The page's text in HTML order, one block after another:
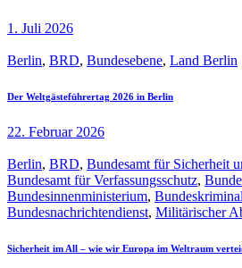
1. Juli 2026
Berlin, BRD, Bundesebene, Land Berlin
Der Weltgästeführertag 2026 in Berlin
22. Februar 2026
Berlin, BRD, Bundesamt für Sicherheit
Bundesamt für Verfassungsschutz,
Bundesinnenministerium,
Bundesnachrichtendienst, Militärischer
Sicherheit im All – wie wir Europa im Weltraum